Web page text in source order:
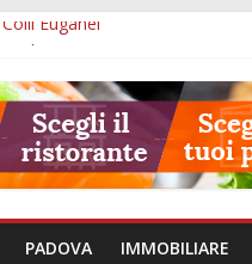
Euganei
gasolio e IA nei Comuni
il 7 agosto
PADOVA IMMOBILIARE